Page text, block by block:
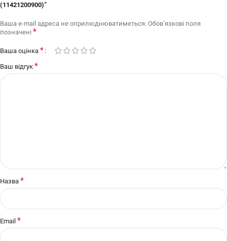
(11421200900)”
Ваша e-mail адреса не оприлюднюватиметься. Обов’язкові поля
позначені *
Ваша оцінка *
Ваш відгук *
Назва *
Email *